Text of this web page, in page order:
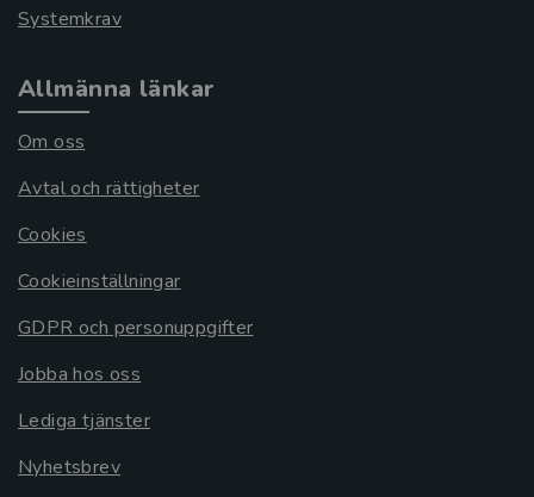
Systemkrav
Allmänna länkar
Om oss
Avtal och rättigheter
Cookies
Cookieinställningar
GDPR och personuppgifter
Jobba hos oss
Lediga tjänster
Nyhetsbrev